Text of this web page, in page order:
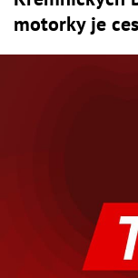
motorky je